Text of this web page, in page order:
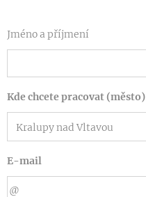
Jméno a příjmení
Kde chcete pracovat (město)
E-mail